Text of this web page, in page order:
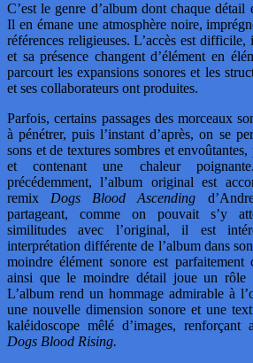
C’est le genre d’album dont chaque détail
Il en émane une atmosphère noire,
références religieuses. L’accès est
et sa présence changent d’élément en
parcourt les expansions sonores et les
et ses collaborateurs ont produites.
Parfois, certains passages des morceaux
à pénétrer, puis l’instant d’après, on se
sons et de textures sombres et
et contenant une chaleur
précédemment, l’album original est
remix Dogs Blood Ascending
partageant, comme on pouvait s’y
similitudes avec l’original, il est
interprétation différente de l’album dans
moindre élément sonore est parfaitement
ainsi que le moindre détail joue un rôle
L’album rend un hommage admirable à
une nouvelle dimension sonore et une
kaléidoscope mêlé d’images,
Dogs Blood Rising.